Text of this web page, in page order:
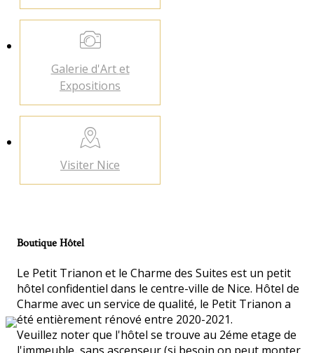
Galerie d'Artet
Expositions
Visiter Nice
Boutique Hôtel
Le Petit Trianon et le Charme des Suites est un petit
hôtel confidentiel dans le centre-ville de Nice. Hôtel de
Charme avec un service de qualité, le Petit Trianon a
été entièrement rénové entre 2020-2021.
Veuillez noter que l'hôtel se trouve au 2éme etage de